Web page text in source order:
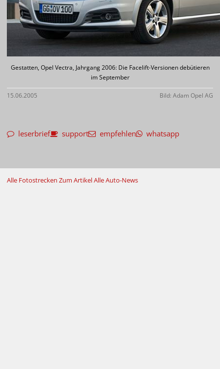
Gestatten, Opel Vectra, Jahrgang 2006: Die Facelift-Versionen debütieren
im September
15.06.2005 Bild: Adam Opel AG
leserbrief support empfehlen whatsapp
Alle Fotostrecken Zum ArtikelAlle Auto-News